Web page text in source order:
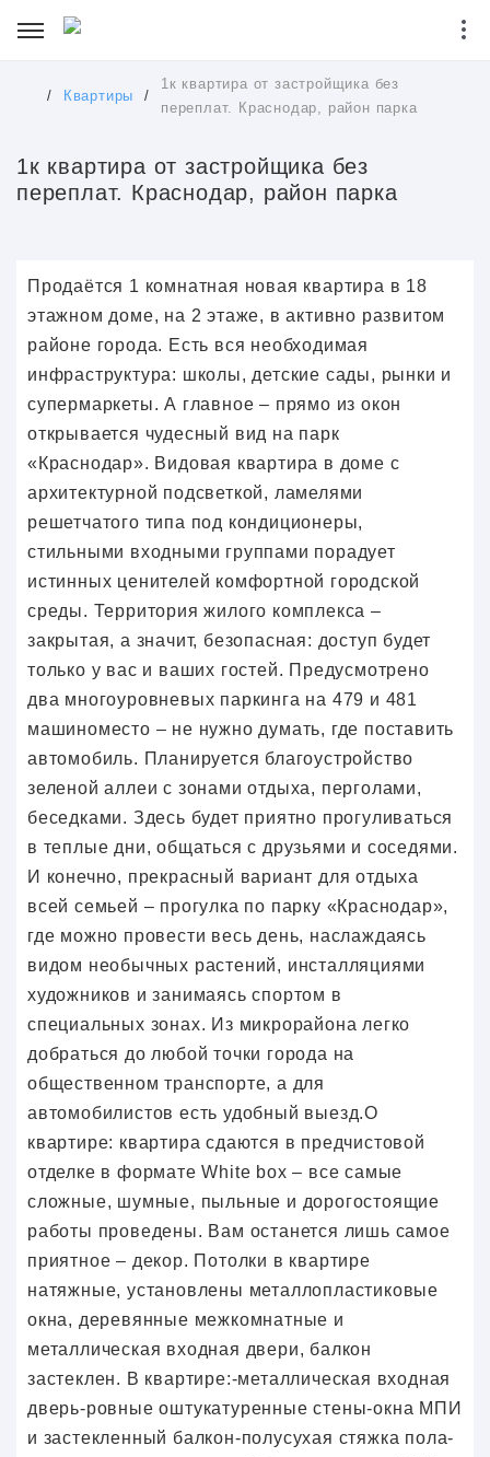
/ Квартиры /
1к квартира от застройщика без
переплат. Краснодар, район парка
1к квартира от застройщика без
переплат. Краснодар, район парка
Продаётся 1 комнатная новая квартира в 18
этажном доме, на 2 этаже, в активно развитом
районе города. Есть вся необходимая
инфраструктура: школы, детские сады, рынки и
супермаркеты. А главное – прямо из окон
открывается чудесный вид на парк
«Краснодар». Видовая квартира в доме с
архитектурной подсветкой, ламелями
решетчатого типа под кондиционеры,
стильными входными группами порадует
истинных ценителей комфортной городской
среды. Территория жилого комплекса –
закрытая, а значит, безопасная: доступ будет
только у вас и ваших гостей. Предусмотрено
два многоуровневых паркинга на 479 и 481
машиноместо – не нужно думать, где поставить
автомобиль. Планируется благоустройство
зеленой аллеи с зонами отдыха, перголами,
беседками. Здесь будет приятно прогуливаться
в теплые дни, общаться с друзьями и соседями.
И конечно, прекрасный вариант для отдыха
всей семьей – прогулка по парку «Краснодар»,
где можно провести весь день, наслаждаясь
видом необычных растений, инсталляциями
художников и занимаясь спортом в
специальных зонах. Из микрорайона легко
добраться до любой точки города на
общественном транспорте, а для
автомобилистов есть удобный выезд.О
квартире: квартира сдаются в предчистовой
отделке в формате White box – все самые
сложные, шумные, пыльные и дорогостоящие
работы проведены. Вам останется лишь самое
приятное – декор. Потолки в квартире
натяжные, установлены металлопластиковые
окна, деревянные межкомнатные и
металлическая входная двери, балкон
застеклен. В квартире:-металлическая входная
дверь-ровные оштукатуренные стены-окна МПИ
и застекленный балкон-полусухая стяжка пола-